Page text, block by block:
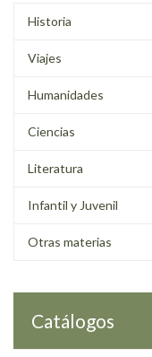
Historia
Viajes
Humanidades
Ciencias
Literatura
Infantil y Juvenil
Otras materias
Catálogos